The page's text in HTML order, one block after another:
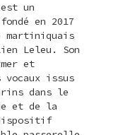
un
en 2017
martiniquais
Leleu. Son
et
vocaux issus
dans le
et de la